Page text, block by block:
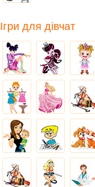
Ігри для дівчат